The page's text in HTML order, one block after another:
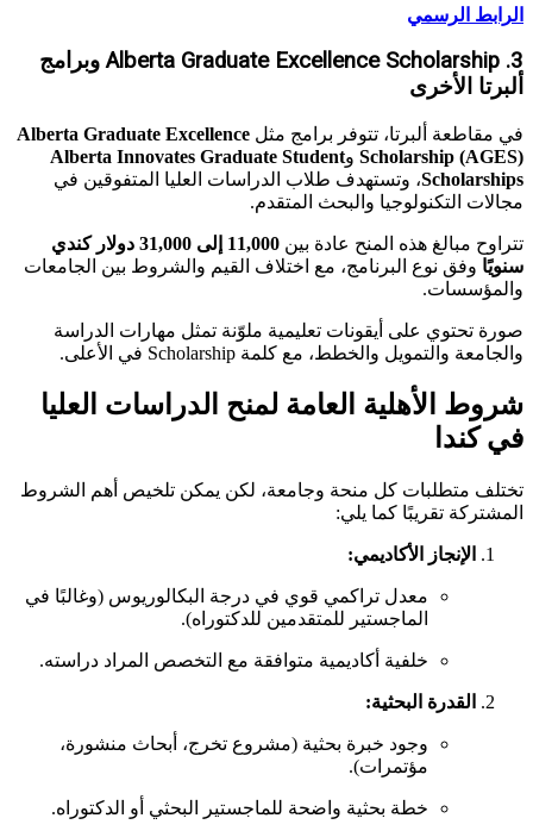
الرابط الرسمي
3. Alberta Graduate Excellence Scholarship وبرامج
ألبرتا الأخرى
في مقاطعة ألبرتا، تتوفر برامج مثل Alberta Graduate Excellence
Scholarship (AGES) وAlberta Innovates Graduate Student
Scholarships، وتستهدف طلاب الدراسات العليا المتفوقين في
مجالات التكنولوجيا والبحث المتقدم.
تتراوح مبالغ هذه المنح عادة بين
11,000 إلى 31,000 دولار كندي
سنويًا وفق نوع البرنامج، مع اختلاف القيم والشروط بين الجامعات
والمؤسسات.
صورة تحتوي على أيقونات تعليمية ملوّنة تمثل مهارات الدراسة
والجامعة والتمويل والخطط، مع كلمة Scholarship في الأعلى.
شروط الأهلية العامة لمنح الدراسات العليا
في كندا
تختلف متطلبات كل منحة وجامعة، لكن يمكن تلخيص أهم الشروط
المشتركة تقريبًا كما يلي:
الإنجاز الأكاديمي:
معدل تراكمي قوي في درجة البكالوريوس (وغالبًا في
الماجستير للمتقدمين للدكتوراه).
خلفية أكاديمية متوافقة مع التخصص المراد دراسته.
القدرة البحثية:
وجود خبرة بحثية (مشروع تخرج، أبحاث منشورة،
مؤتمرات).
خطة بحثية واضحة للماجستير البحثي أو الدكتوراه.